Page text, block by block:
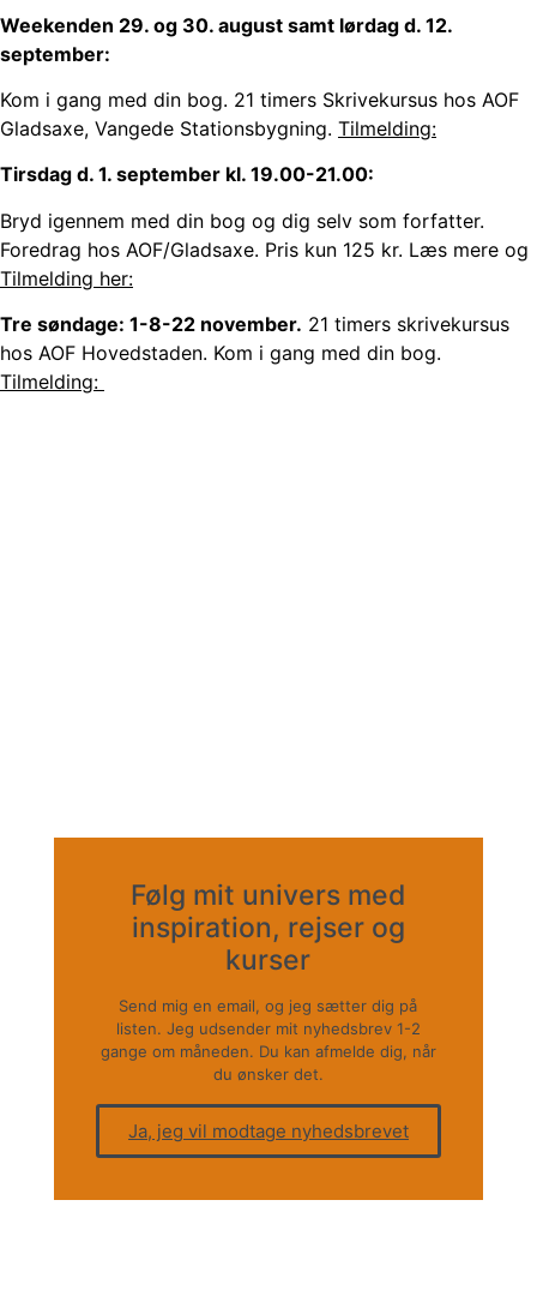
Weekenden 29. og 30. august samt lørdag d. 12.
september:
Kom i gang med din bog. 21 timers Skrivekursus hos AOF
Gladsaxe, Vangede Stationsbygning. Tilmelding:
Tirsdag d. 1. september kl. 19.00-21.00:
Bryd igennem med din bog og dig selv som forfatter.
Foredrag hos AOF/Gladsaxe. Pris kun 125 kr. Læs mere og
Tilmelding her:
Tre søndage: 1-8-22 november. 21 timers skrivekursus
hos AOF Hovedstaden. Kom i gang med din bog.
Tilmelding:
Følg mit univers med
inspiration, rejser og
kurser
Send mig en email, og jeg sætter dig på
listen. Jeg udsender mit nyhedsbrev 1-2
gange om måneden. Du kan afmelde dig, når
du ønsker det.
Ja, jeg vil modtage nyhedsbrevet